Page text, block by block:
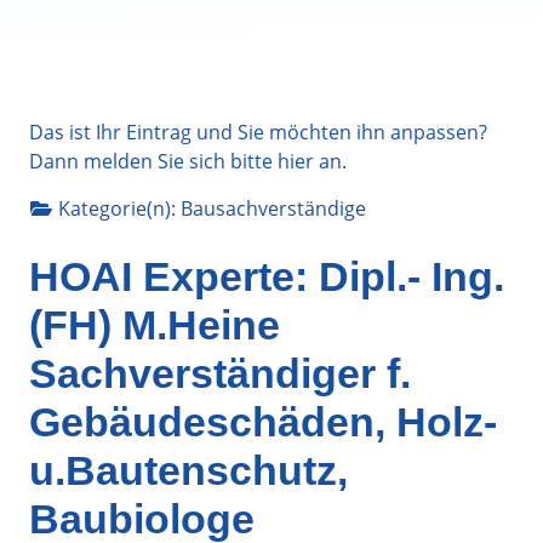
Das ist Ihr Eintrag und Sie möchten ihn anpassen?
Dann melden Sie sich bitte hieran.
Kategorie(n): Bausachverständige
HOAI Experte: Dipl.- Ing.
(FH) M.Heine
Sachverständiger f.
Gebäudeschäden, Holz-
u.Bautenschutz,
Baubiologe